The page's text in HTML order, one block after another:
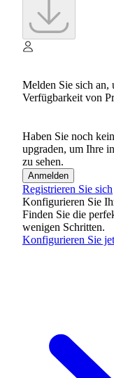
Melden Sie sich an,
Verfügbarkeit von
Haben Sie noch
upgraden, um Ihre
zu sehen.
Anmelden
Registrieren Sie sich
Konfigurieren Sie
Finden Sie die
wenigen Schritten.
Konfigurieren Sie